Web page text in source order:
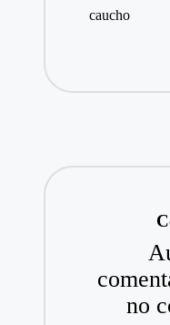
caucho
no